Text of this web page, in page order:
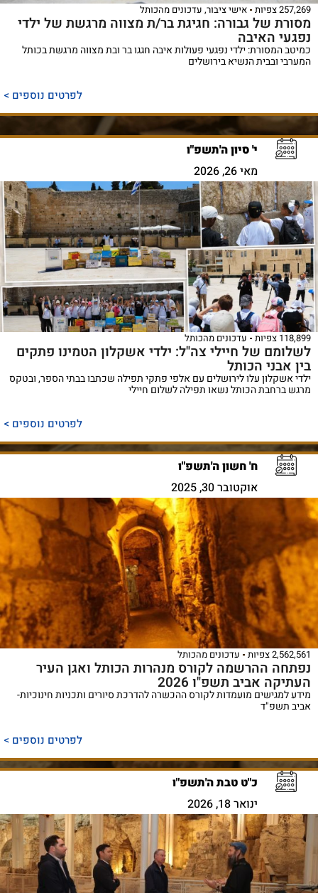
257,269 צפיות אישי ציבור, עדכונים מהכותל
מסורת של גבורה: חגיגת בר/ת מצווה מרגשת של ילדי
נפגעי האיבה
כמיטב המסורת: ילדי נפגעי פעולות איבה חגגו בר ובת מצווה מרגשת בכותל
המערבי ובבית הנשיא בירושלים
לפרטים נוספים >
י' סיון ה'תשפ"ו
מאי 26, 2026
118,899 צפיות עדכונים מהכותל
לשלומם של חיילי צה"ל: ילדי אשקלון הטמינו פתקים
בין אבני הכותל
ילדי אשקלון עלו לירושלים עם אלפי פתקי תפילה שכתבו בבתי הספר, ובטקס
מרגש ברחבת הכותל נשאו תפילה לשלום חיילי
לפרטים נוספים >
ח' חשון ה'תשפ"ו
אוקטובר 30, 2025
2,562,561 צפיות עדכונים מהכותל
נפתחה ההרשמה לקורס מנהרות הכותל ואגן העיר
העתיקה אביב תשפ"ו 2026
מידע למגישים מועמדות לקורס ההכשרה להדרכת סיורים ותכניות חינוכיות-
אביב תשפ"ד
לפרטים נוספים >
כ"ט טבת ה'תשפ"ו
ינואר 18, 2026